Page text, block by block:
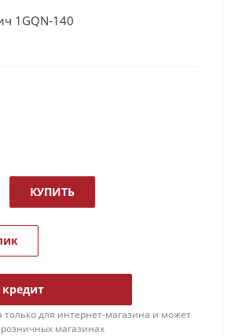
1GQN-140
КУПИТЬ
кредит
только для интернет-магазина и может
магазинах